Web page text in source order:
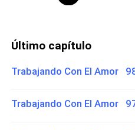
Último capítulo
Trabajando Con El Amor
Trabajando Con El Amor